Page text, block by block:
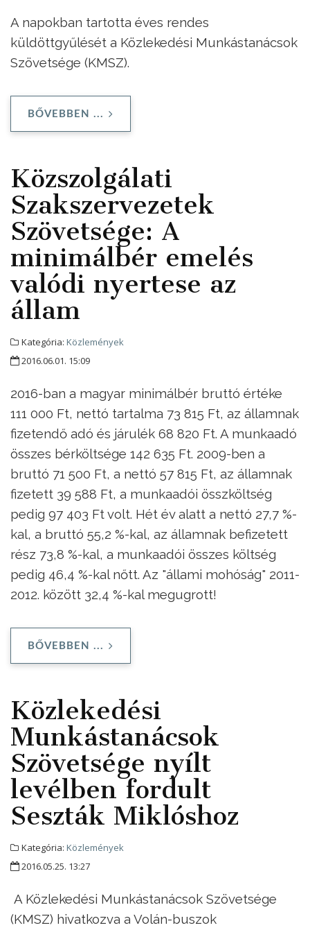
A napokban tartotta éves rendes
küldöttgyűlését a Közlekedési Munkástanácsok
Szövetsége (KMSZ).
BŐVEBBEN ...
Közszolgálati
Szakszervezetek
Szövetsége: A
minimálbér emelés
valódi nyertese az
állam
Kategória: Közlemények
2016.06.01. 15:09
2016-ban a magyar minimálbér bruttó értéke
111 000 Ft, nettó tartalma 73 815 Ft, az államnak
fizetendő adó és járulék 68 820 Ft. A munkaadó
összes bérköltsége 142 635 Ft. 2009-ben a
bruttó 71 500 Ft, a nettó 57 815 Ft, az államnak
fizetett 39 588 Ft, a munkaadói összköltség
pedig 97 403 Ft volt. Hét év alatt a nettó 27,7 %-
kal, a bruttó 55,2 %-kal, az államnak befizetett
rész 73,8 %-kal, a munkaadói összes költség
pedig 46,4 %-kal nőtt. Az "állami mohóság" 2011-
2012. között 32,4 %-kal megugrott!
BŐVEBBEN ...
Közlekedési
Munkástanácsok
Szövetsége nyílt
levélben fordult
Seszták Miklóshoz
Kategória: Közlemények
2016.05.25. 13:27
A Közlekedési Munkástanácsok Szövetsége
(KMSZ) hivatkozva a Volán-buszok